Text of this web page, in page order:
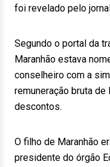
foi revelado pelo
Segundo o portal da
Maranhão estava
conselheiro com a
remuneração bruta de
descontos.
O filho de Maranhão
presidente do órgão